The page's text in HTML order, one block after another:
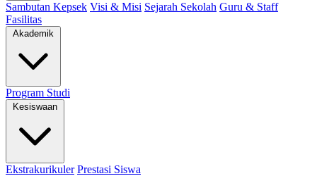
Sambutan Kepsek Visi & Misi Sejarah Sekolah Guru & Staff
Fasilitas
Program Studi
Ekstrakurikuler Prestasi Siswa